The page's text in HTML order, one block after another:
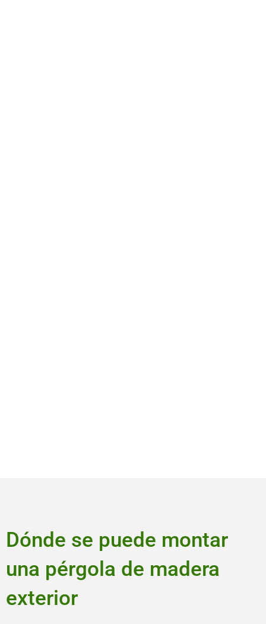
Dónde se puede montar
una pérgola de madera
exterior